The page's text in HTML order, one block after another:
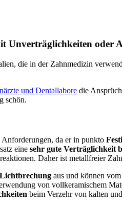
Unverträglichkeiten oder
die in der Zahnmedizin
und Dentallabore die
schön.
da er in punkto
eine sehr gute Verträglichkeit
Daher ist metallfreier
aus und können
von vollkeramischem
beim Verzehr von kalten